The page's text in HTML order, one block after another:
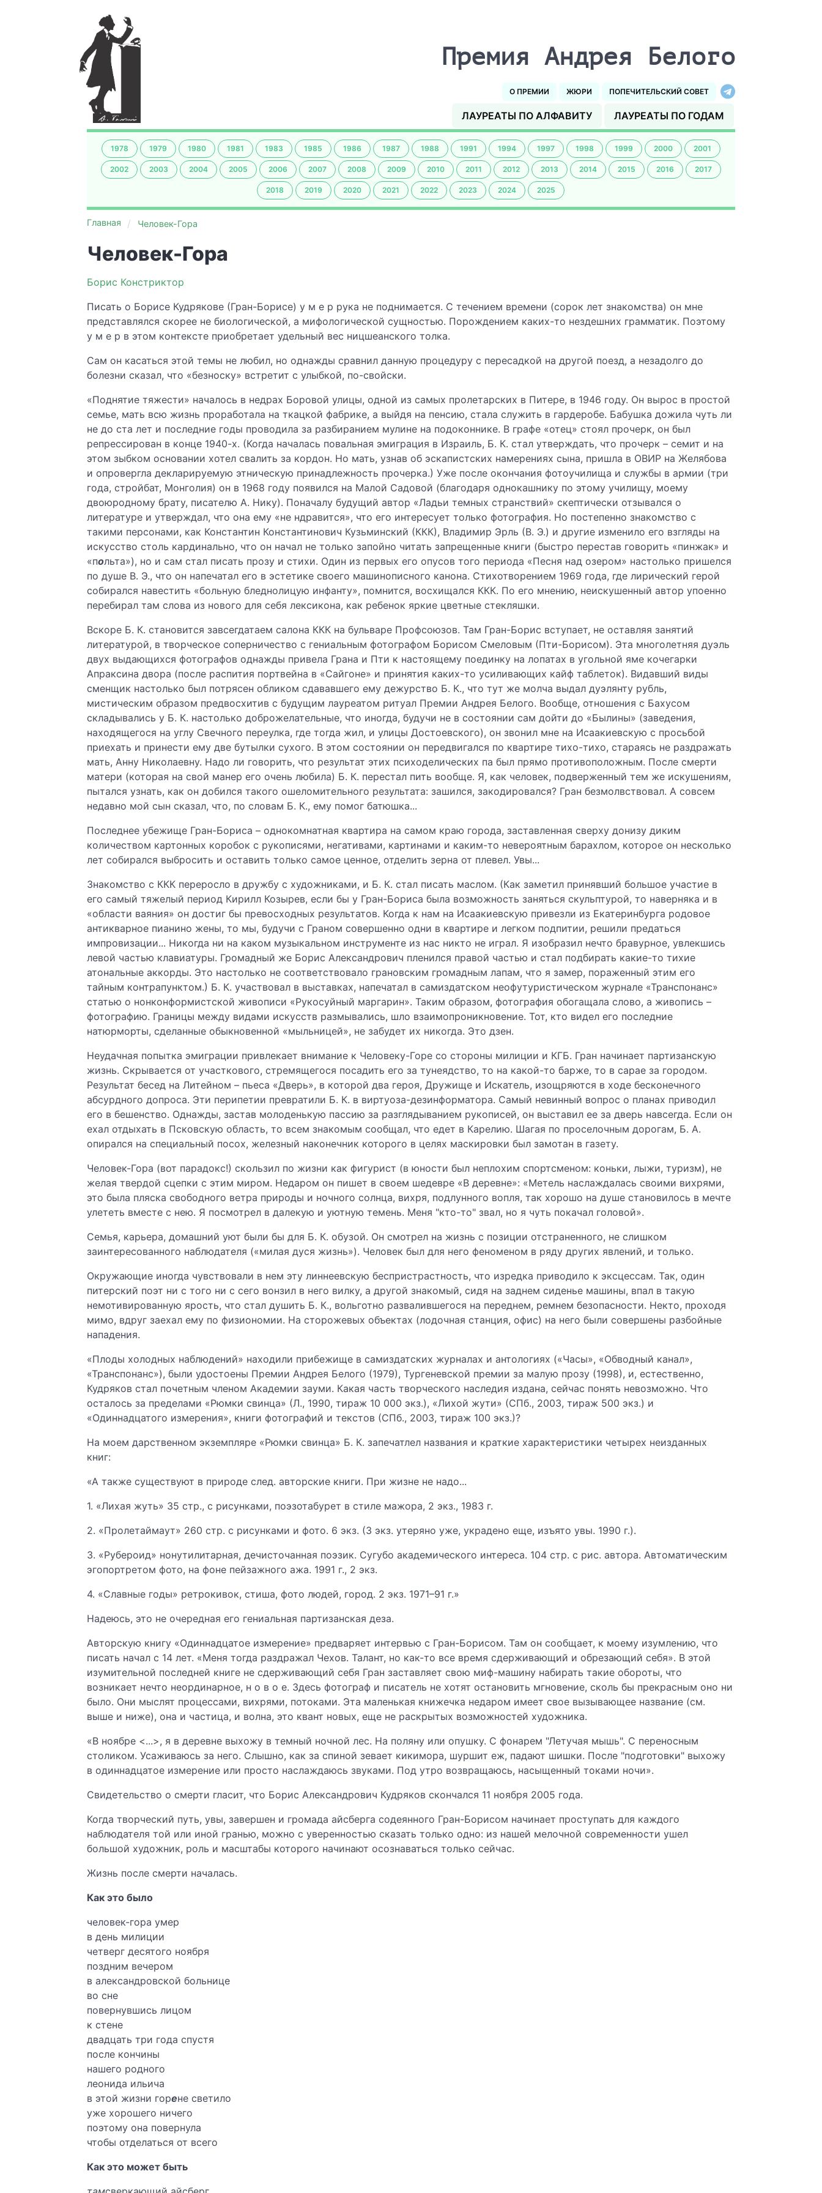
Премия Андрея Белого
О ПРЕМИИ ЖЮРИ ПОПЕЧИТЕЛЬСКИЙ СОВЕТ
ЛАУРЕАТЫ ПО АЛФАВИТУ ЛАУРЕАТЫ ПО ГОДАМ
1978 1979 1980 1981 1983 1985 1986 1987 1988 1991 1994 1997 1998 1999 2000 2001
2002 2003 2004 2005 2006 2007 2008 2009 2010 2011 2012 2013 2014 2015 2016 2017
2018 2019 2020 2021 2022 2023 2024 2025
Главная Человек-Гора
Человек-Гора
Борис Констриктор
Писать о Борисе Кудрякове (Гран-Борисе) у м е р рука не поднимается. С течением времени (сорок лет знакомства) он мне
представлялся скорее не биологической, а мифологической сущностью. Порождением каких-то нездешних грамматик. Поэтому
у м е р в этом контексте приобретает удельный вес ницшеанского толка.
Сам он касаться этой темы не любил, но однажды сравнил данную процедуру с пересадкой на другой поезд, а незадолго до
болезни сказал, что «безноску» встретит с улыбкой, по-свойски.
«Поднятие тяжести» началось в недрах Боровой улицы, одной из самых пролетарских в Питере, в 1946 году. Он вырос в простой
семье, мать всю жизнь проработала на ткацкой фабрике, а выйдя на пенсию, стала служить в гардеробе. Бабушка дожила чуть ли
не до ста лет и последние годы проводила за разбиранием мулине на подоконнике. В графе «отец» стоял прочерк, он был
репрессирован в конце 1940-х. (Когда началась повальная эмиграция в Израиль, Б. К. стал утверждать, что прочерк – семит и на
этом зыбком основании хотел свалить за кордон. Но мать, узнав об эскапистских намерениях сына, пришла в ОВИР на Желябова
и опровергла декларируемую этническую принадлежность прочерка.) Уже после окончания фотоучилища и службы в армии (три
года, стройбат, Монголия) он в 1968 году появился на Малой Садовой (благодаря однокашнику по этому училищу, моему
двоюродному брату, писателю А. Нику). Поначалу будущий автор «Ладьи темных странствий» скептически отзывался о
литературе и утверждал, что она ему «не ндравится», что его интересует только фотография. Но постепенно знакомство с
такими персонами, как Константин Константинович Кузьминский (ККК), Владимир Эрль (В. Э.) и другие изменило его взгляды на
искусство столь кардинально, что он начал не только запойно читать запрещенные книги (быстро перестав говорить «пинжак» и
«польта»), но и сам стал писать прозу и стихи. Один из первых его опусов того периода «Песня над озером» настолько пришелся
по душе В. Э., что он напечатал его в эстетике своего машинописного канона. Стихотворением 1969 года, где лирический герой
собирался навестить «больную бледнолицую инфанту», помнится, восхищался ККК. По его мнению, неискушенный автор упоенно
перебирал там слова из нового для себя лексикона, как ребенок яркие цветные стекляшки.
Вскоре Б. К. становится завсегдатаем салона ККК на бульваре Профсоюзов. Там Гран-Борис вступает, не оставляя занятий
литературой, в творческое соперничество с гениальным фотографом Борисом Смеловым (Пти-Борисом). Эта многолетняя дуэль
двух выдающихся фотографов однажды привела Грана и Пти к настоящему поединку на лопатах в угольной яме кочегарки
Апраксина двора (после распития портвейна в «Сайгоне» и принятия каких-то усиливающих кайф таблеток). Видавший виды
сменщик настолько был потрясен обликом сдававшего ему дежурство Б. К., что тут же молча выдал дуэлянту рубль,
мистическим образом предвосхитив с будущим лауреатом ритуал Премии Андрея Белого. Вообще, отношения с Бахусом
складывались у Б. К. настолько доброжелательные, что иногда, будучи не в состоянии сам дойти до «Былины» (заведения,
находящегося на углу Свечного переулка, где тогда жил, и улицы Достоевского), он звонил мне на Исаакиевскую с просьбой
приехать и принести ему две бутылки сухого. В этом состоянии он передвигался по квартире тихо-тихо, стараясь не раздражать
мать, Анну Николаевну. Надо ли говорить, что результат этих психоделических па был прямо противоположным. После смерти
матери (которая на свой манер его очень любила) Б. К. перестал пить вообще. Я, как человек, подверженный тем же искушениям,
пытался узнать, как он добился такого ошеломительного результата: зашился, закодировался? Гран безмолвствовал. А совсем
недавно мой сын сказал, что, по словам Б. К., ему помог батюшка...
Последнее убежище Гран-Бориса – однокомнатная квартира на самом краю города, заставленная сверху донизу диким
количеством картонных коробок с рукописями, негативами, картинами и каким-то невероятным барахлом, которое он несколько
лет собирался выбросить и оставить только самое ценное, отделить зерна от плевел. Увы...
Знакомство с ККК переросло в дружбу с художниками, и Б. К. стал писать маслом. (Как заметил принявший большое участие в
его самый тяжелый период Кирилл Козырев, если бы у Гран-Бориса была возможность заняться скульптурой, то наверняка и в
«области ваяния» он достиг бы превосходных результатов. Когда к нам на Исаакиевскую привезли из Екатеринбурга родовое
антикварное пианино жены, то мы, будучи с Граном совершенно одни в квартире и легком подпитии, решили предаться
импровизации... Никогда ни на каком музыкальном инструменте из нас никто не играл. Я изобразил нечто бравурное, увлекшись
левой частью клавиатуры. Громадный же Борис Александрович пленился правой частью и стал подбирать какие-то тихие
атональные аккорды. Это настолько не соответствовало грановским громадным лапам, что я замер, пораженный этим его
тайным контрапунктом.) Б. К. участвовал в выставках, напечатал в самиздатском неофутуристическом журнале «Транспонанс»
статью о нонконформистской живописи «Рукосуйный маргарин». Таким образом, фотография обогащала слово, а живопись –
фотографию. Границы между видами искусств размывались, шло взаимопроникновение. Тот, кто видел его последние
натюрморты, сделанные обыкновенной «мыльницей», не забудет их никогда. Это дзен.
Неудачная попытка эмиграции привлекает внимание к Человеку-Горе со стороны милиции и КГБ. Гран начинает партизанскую
жизнь. Скрывается от участкового, стремящегося посадить его за тунеядство, то на какой-то барже, то в сарае за городом.
Результат бесед на Литейном – пьеса «Дверь», в которой два героя, Дружище и Искатель, изощряются в ходе бесконечного
абсурдного допроса. Эти перипетии превратили Б. К. в виртуоза-дезинформатора. Самый невинный вопрос о планах приводил
его в бешенство. Однажды, застав молоденькую пассию за разглядыванием рукописей, он выставил ее за дверь навсегда. Если он
ехал отдыхать в Псковскую область, то всем знакомым сообщал, что едет в Карелию. Шагая по проселочным дорогам, Б. А.
опирался на специальный посох, железный наконечник которого в целях маскировки был замотан в газету.
Человек-Гора (вот парадокс!) скользил по жизни как фигурист (в юности был неплохим спортсменом: коньки, лыжи, туризм), не
желая твердой сцепки с этим миром. Недаром он пишет в своем шедевре «В деревне»: «Метель наслаждалась своими вихрями,
это была пляска свободного ветра природы и ночного солнца, вихря, подлунного вопля, так хорошо на душе становилось в мечте
улететь вместе с нею. Я посмотрел в далекую и уютную темень. Меня "кто-то" звал, но я чуть покачал головой».
Семья, карьера, домашний уют были бы для Б. К. обузой. Он смотрел на жизнь с позиции отстраненного, не слишком
заинтересованного наблюдателя («милая дуся жизнь»). Человек был для него феноменом в ряду других явлений, и только.
Окружающие иногда чувствовали в нем эту линнеевскую беспристрастность, что изредка приводило к эксцессам. Так, один
питерский поэт ни с того ни с сего вонзил в него вилку, а другой знакомый, сидя на заднем сиденье машины, впал в такую
немотивированную ярость, что стал душить Б. К., вольготно развалившегося на переднем, ремнем безопасности. Некто, проходя
мимо, вдруг заехал ему по физиономии. На сторожевых объектах (лодочная станция, офис) на него были совершены разбойные
нападения.
«Плоды холодных наблюдений» находили прибежище в самиздатских журналах и антологиях («Часы», «Обводный канал»,
«Транспонанс»), были удостоены Премии Андрея Белого (1979), Тургеневской премии за малую прозу (1998), и, естественно,
Кудряков стал почетным членом Академии зауми. Какая часть творческого наследия издана, сейчас понять невозможно. Что
осталось за пределами «Рюмки свинца» (Л., 1990, тираж 10 000 экз.), «Лихой жути» (СПб., 2003, тираж 500 экз.) и
«Одиннадцатого измерения», книги фотографий и текстов (СПб., 2003, тираж 100 экз.)?
На моем дарственном экземпляре «Рюмки свинца» Б. К. запечатлел названия и краткие характеристики четырех неизданных
книг:
«А также существуют в природе след. авторские книги. При жизне не надо...
1. «Лихая жуть» 35 стр., с рисунками, поэзотабурет в стиле мажора, 2 экз., 1983 г.
2. «Пролетаймаут» 260 стр. с рисунками и фото. 6 экз. (3 экз. утеряно уже, украдено еще, изъято увы. 1990 г.).
3. «Рубероид» нонутилитарная, дечисточанная поэзик. Сугубо академического интереса. 104 стр. с рис. автора. Автоматическим
эгопортретом фото, на фоне пейзажного ажа. 1991 г., 2 экз.
4. «Славные годы» ретрокивок, стиша, фото людей, город. 2 экз. 1971–91 г.»
Надеюсь, это не очередная его гениальная партизанская деза.
Авторскую книгу «Одиннадцатое измерение» предваряет интервью с Гран-Борисом. Там он сообщает, к моему изумлению, что
писать начал с 14 лет. «Меня тогда раздражал Чехов. Талант, но как-то все время сдерживающий и обрезающий себя». В этой
изумительной последней книге не сдерживающий себя Гран заставляет свою миф-машину набирать такие обороты, что
возникает нечто неординарное, н о в о е. Здесь фотограф и писатель не хотят остановить мгновение, сколь бы прекрасным оно ни
было. Они мыслят процессами, вихрями, потоками. Эта маленькая книжечка недаром имеет свое вызывающее название (см.
выше и ниже), она и частица, и волна, это квант новых, еще не раскрытых возможностей художника.
«В ноябре <...>, я в деревне выхожу в темный ночной лес. На поляну или опушку. С фонарем "Летучая мышь". С переносным
столиком. Усаживаюсь за него. Слышно, как за спиной зевает кикимора, шуршит еж, падают шишки. После "подготовки" выхожу
в одиннадцатое измерение или просто наслаждаюсь звуками. Под утро возвращаюсь, насыщенный токами ночи».
Свидетельство о смерти гласит, что Борис Александрович Кудряков скончался 11 ноября 2005 года.
Когда творческий путь, увы, завершен и громада айсберга содеянного Гран-Борисом начинает проступать для каждого
наблюдателя той или иной гранью, можно с уверенностью сказать только одно: из нашей мелочной современности ушел
большой художник, роль и масштабы которого начинают осознаваться только сейчас.
Жизнь после смерти началась.
Как это было
человек-гора умер
в день милиции
четверг десятого ноября
поздним вечером
в александровской больнице
во сне
повернувшись лицом
к стене
двадцать три года спустя
после кончины
нашего родного
леонида ильича
в этой жизни горене светило
уже хорошего ничего
поэтому она повернула
чтобы отделаться от всего
Как это может быть